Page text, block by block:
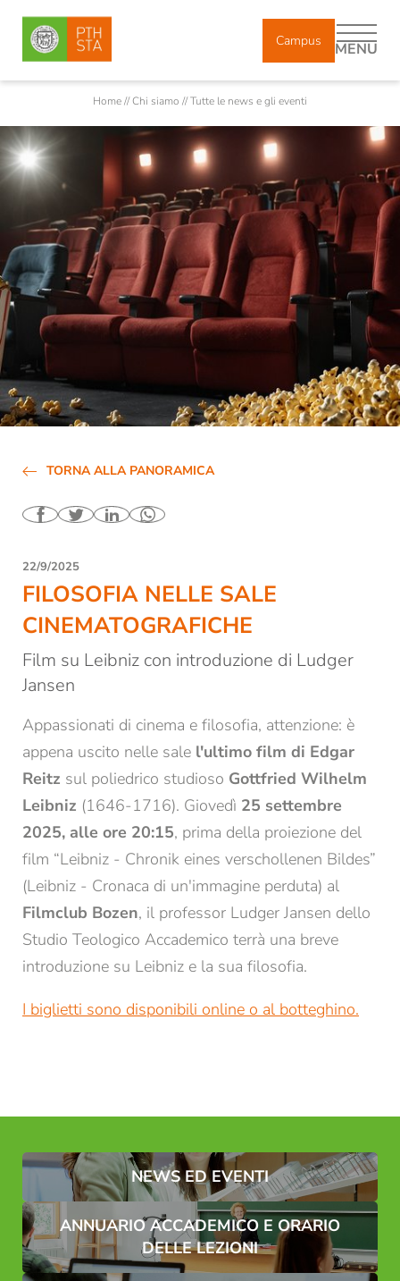
Campus MENU
DE
Chi siamo
Corpo docente
Docenti incaricati e ricercatori
Collaboratori
Diplomati
Storia
Biblioteca
Contatti e orari di apertura
Tutte le news e gli eventi
Studio accademico
Formazione
Ricerca
Home//Chi siamo //Tutte le news e gli eventi
TORNA ALLA PANORAMICA
22/9/2025
FILOSOFIA NELLE SALE
CINEMATOGRAFICHE
Film su Leibniz con introduzione di Ludger
Jansen
Appassionati di cinema e filosofia, attenzione: è
appena uscito nelle sale l'ultimo film di Edgar
Reitz sul poliedrico studioso Gottfried Wilhelm
Leibniz (1646-1716). Giovedì 25 settembre
2025, alle ore 20:15, prima della proiezione del
film “Leibniz - Chronik eines verschollenen Bildes”
(Leibniz - Cronaca di un'immagine perduta) al
Filmclub Bozen, il professor Ludger Jansen dello
Studio Teologico Accademico terrà una breve
introduzione su Leibniz e la sua filosofia.
I biglietti sono disponibili online o al botteghino.
NEWS ED EVENTI
ANNUARIO ACCADEMICO E ORARIO
DELLE LEZIONI
REGISTRAZIONE ALLA NEWSLETTER
Titolo
Nome* Cognome*
*campi obbligatori